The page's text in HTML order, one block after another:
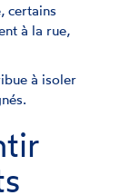
certains
à la rue,
à isoler